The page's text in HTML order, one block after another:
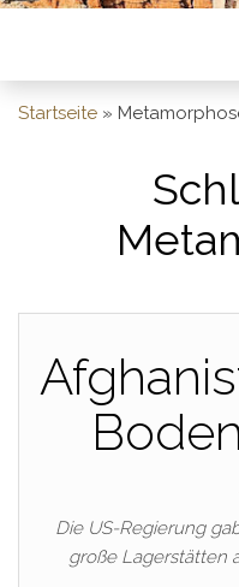
Startseite »
Die US-Regierung
große Lagerstätten